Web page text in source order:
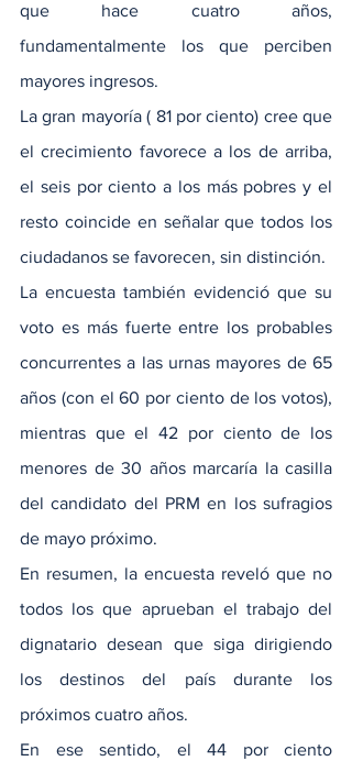
que hace cuatro años,
fundamentalmente los que perciben
mayores ingresos.
La gran mayoría ( 81 por ciento) cree que
el crecimiento favorece a los de arriba,
el seis por ciento a los más pobres y el
resto coincide en señalar que todos los
ciudadanos se favorecen, sin distinción.
La encuesta también evidenció que su
voto es más fuerte entre los probables
concurrentes a las urnas mayores de 65
años (con el 60 por ciento de los votos),
mientras que el 42 por ciento de los
menores de 30 años marcaría la casilla
del candidato del PRM en los sufragios
de mayo próximo.
En resumen, la encuesta reveló que no
todos los que aprueban el trabajo del
dignatario desean que siga dirigiendo
los destinos del país durante los
próximos cuatro años.
En ese sentido, el 44 por ciento